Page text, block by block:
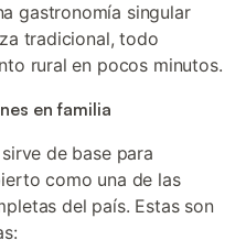
gastronomía singular
tradicional, todo
rural en pocos minutos.
en familia
de base para
como una de las
del país. Estas son